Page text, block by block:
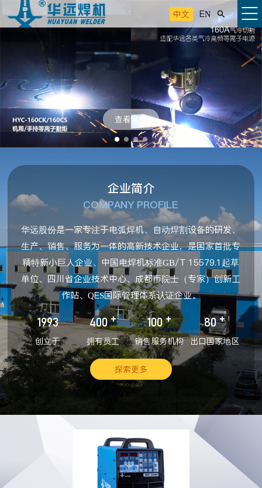
中文 EN 
查看详情
企业简介
COMPANY PROFILE
华远股份是一家专注于电弧焊机、自动焊割设备的研发、
生产、销售、服务为一体的高新技术企业，是国家首批专
精特新小巨人企业、中国电焊机标准GB/T 15579.1起草
单位、四川省企业技术中心、成都市院士（专家）创新工
作站、QES国际管理体系认证企业。
1993
创立于
400 +
拥有员工
100 +
销售服务机构
80 +
出口国家地区
探索更多